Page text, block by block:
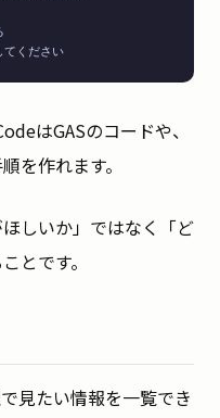
てください
はGASのコードや、
を作れます。
しいか」ではなく「ど
とです。
見たい情報を一覧でき